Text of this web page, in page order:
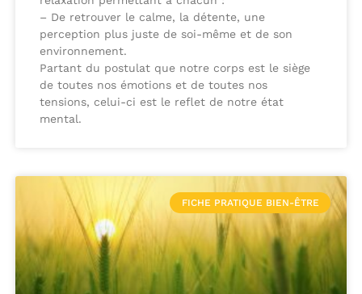
– De retrouver le calme, la détente, une
perception plus juste de soi-même et de son
environnement.
Partant du postulat que notre corps est le siège
de toutes nos émotions et de toutes nos
tensions, celui-ci est le reflet de notre état
mental.
FICHE PRATIQUE BIEN-ÊTRE